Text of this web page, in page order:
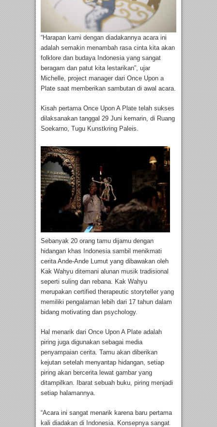
“Harapan kami dengan diadakannya acara ini
adalah semakin menambah rasa cinta kita akan
folklore dan budaya Indonesia yang sangat
beragam dan patut kita lestarikan”, ujar
Michelle, project manager dari Once Upon a
Plate saat memberikan sambutan di awal acara.
Kisah pertama Once Upon A Plate telah sukses
dilaksanakan tanggal 29 Juni kemarin, di Ruang
Soekarno, Tugu Kunstkring Paleis.
Sebanyak 20 orang tamu dijamu dengan
hidangan khas Indonesia sambil menikmati
cerita Ande-Ande Lumut yang dibawakan oleh
Kak Wahyu ditemani alunan musik tradisional
seperti suling dan rebana. Kak Wahyu
merupakan certified therapeutic storyteller yang
memiliki pengalaman lebih dari 17 tahun dalam
bidang motivating dan psychology.
Hal menarik dari Once Upon A Plate adalah
piring juga digunakan sebagai media
penyampaian cerita. Tamu akan diberikan
kejutan setelah menyantap hidangan, setiap
piring akan bercerita lewat gambar yang
ditampilkan. Ibarat sebuah buku, piring menjadi
setiap halamannya.
“Acara ini sangat menarik karena baru pertama
kali diadakan di Indonesia. Konsepnya sangat